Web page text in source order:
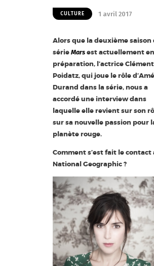
CULTURE 1 avril 2017
Alors que la deuxième saison
série Mars est actuellement en
préparation, l’actrice
Poidatz, qui joue le rôle
Durand dans la série, nous a
accordé une interview dans
laquelle elle revient sur son
sur sa nouvelle passion pour
planète rouge.
Comment s’est fait le contact
National Geographic ?